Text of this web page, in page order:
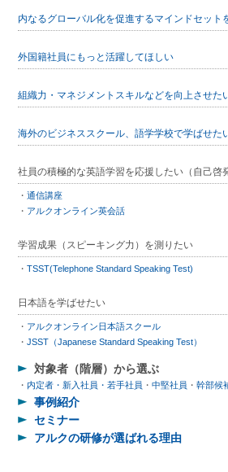
内なるグローバル化を促進するマインドセット
外国籍社員にもっと活躍してほしい
組織力・マネジメントスキルなどを向上させた
海外のビジネススクール、語学学校で学ばせた
社員の積極的な英語学習を応援したい（自己啓
通信講座
アルクオンライン英会話
学習成果（スピーキング力）を測りたい
TSST(Telephone Standard Speaking Test)
日本語を学ばせたい
アルクオンライン日本語スクール
JSST（Japanese Standard Speaking Test）
対象者（階層）から選ぶ
内定者・新入社員・若手社員 中堅社員 幹部候
事例紹介
セミナー
アルクの研修が選ばれる理由